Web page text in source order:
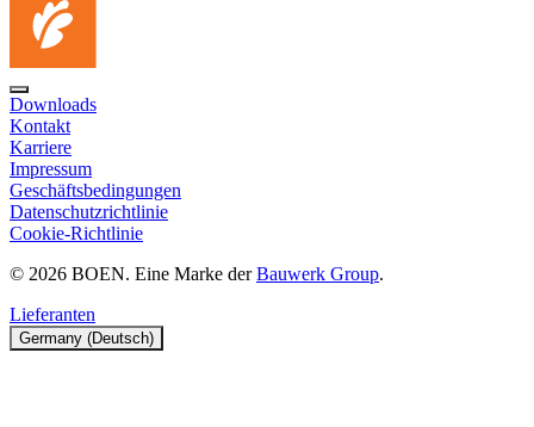
Downloads
Kontakt
Karriere
Impressum
Geschäftsbedingungen
Datenschutzrichtlinie
Cookie-Richtlinie
© 2026 BOEN. Eine Marke derBauwerk Group.
Lieferanten
Germany (Deutsch)